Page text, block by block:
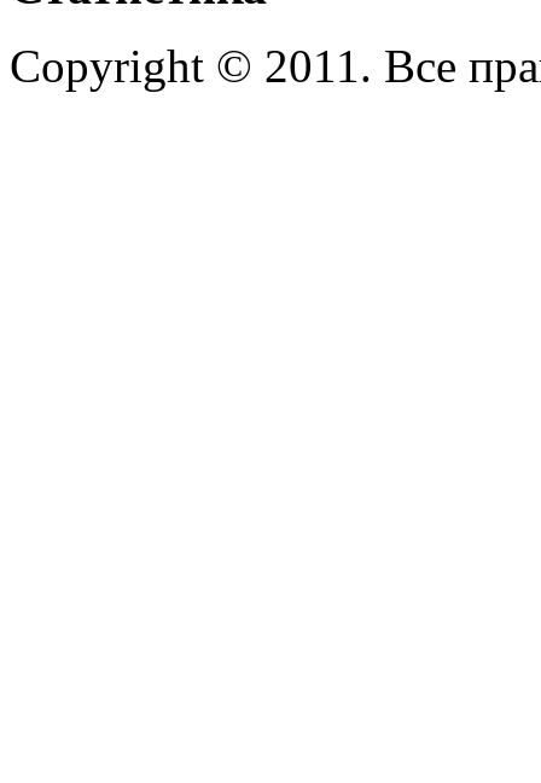
Copyright © 2011. Все